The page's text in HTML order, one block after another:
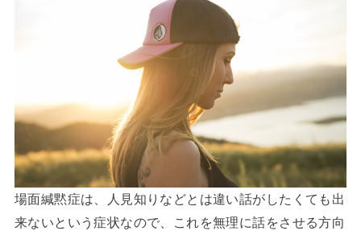
場面緘黙症は、人見知りなどとは違い話がしたくても出
来ないという症状なので、これを無理に話をさせる方向